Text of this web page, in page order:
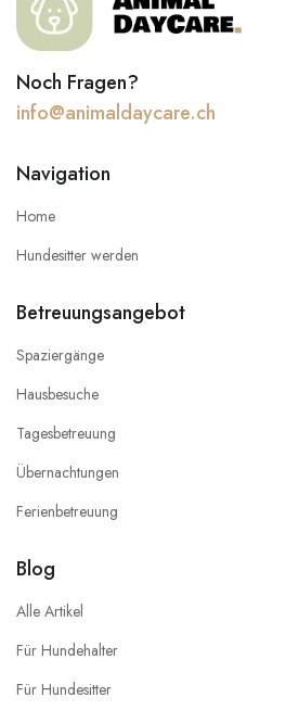
Noch Fragen?
info@animaldaycare.ch
Navigation
Home
Hundesitter werden
Betreuungsangebot
Spaziergänge
Hausbesuche
Tagesbetreuung
Übernachtungen
Ferienbetreuung
Blog
Alle Artikel
Für Hundehalter
Für Hundesitter